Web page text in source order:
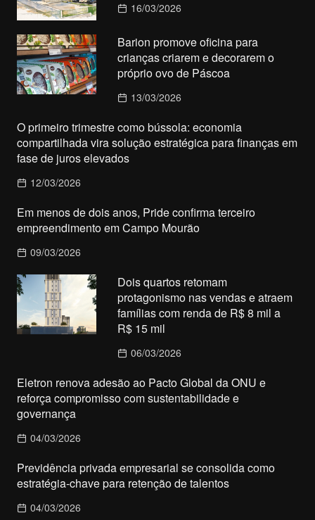
16/03/2026
Barion promove oficina para
crianças criarem e decorarem o
próprio ovo de Páscoa
13/03/2026
O primeiro trimestre como bússola: economia
compartilhada vira solução estratégica para finanças em
fase de juros elevados
12/03/2026
Em menos de dois anos, Pride confirma terceiro
empreendimento em Campo Mourão
09/03/2026
Dois quartos retomam
protagonismo nas vendas e atraem
famílias com renda de R$ 8 mil a
R$ 15 mil
06/03/2026
Eletron renova adesão ao Pacto Global da ONU e
reforça compromisso com sustentabilidade e
governança
04/03/2026
Previdência privada empresarial se consolida como
estratégia-chave para retenção de talentos
04/03/2026